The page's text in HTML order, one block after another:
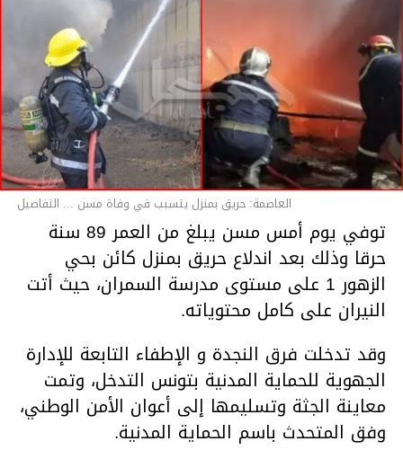
العاصمة: حريق بمنزل يتسبب في وفاة مسن ... التفاصيل
توفي يوم أمس مسن يبلغ من العمر 89 سنة
حرقا وذلك بعد اندلاع حريق بمنزل كائن بحي
الزهور 1 على مستوى مدرسة السمران، حيث أتت
النيران على كامل محتوياته.
وقد تدخلت فرق النجدة و الإطفاء التابعة للإدارة
الجهوية للحماية المدنية بتونس التدخل، وتمت
معاينة الجثة وتسليمها إلى أعوان الأمن الوطني،
وفق المتحدث باسم الحماية المدنية.